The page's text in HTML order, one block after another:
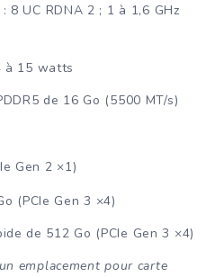
8 UC RDNA 2 ; 1 à 1,6 GHz
à 15 watts
de 16 Go (5500 MT/s)
Gen 2 ×1)
(PCIe Gen 3 ×4)
de 512 Go (PCIe Gen 3 ×4)
emplacement pour carte